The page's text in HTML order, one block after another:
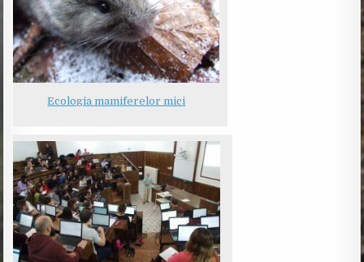
Ecologia mamiferelor mici